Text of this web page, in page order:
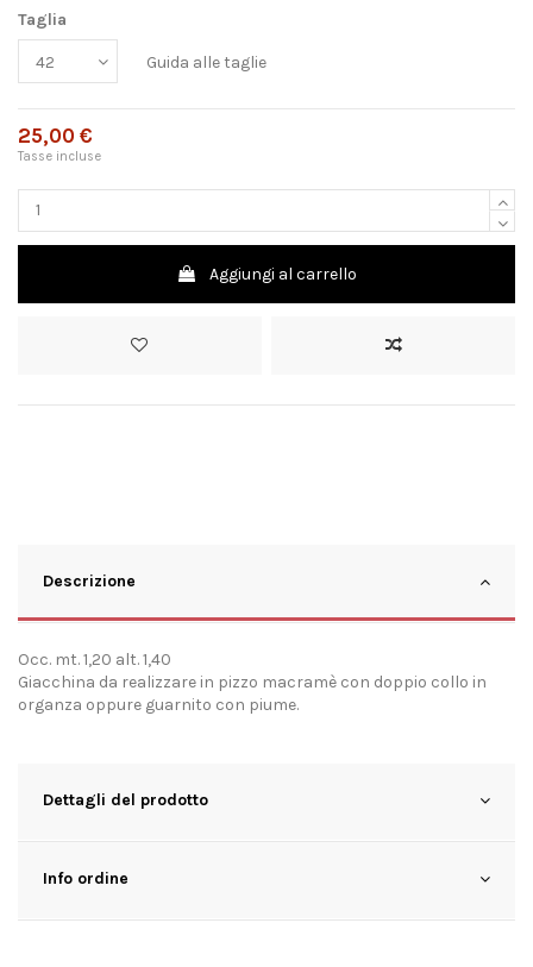
Taglia
Guida alle taglie
25,00 €
Tasse incluse
Aggiungi al carrello
Descrizione
Occ. mt. 1,20 alt. 1,40
Giacchina da realizzare in pizzo macramè con doppio collo in
organza oppure guarnito con piume.
Dettagli del prodotto
Info ordine